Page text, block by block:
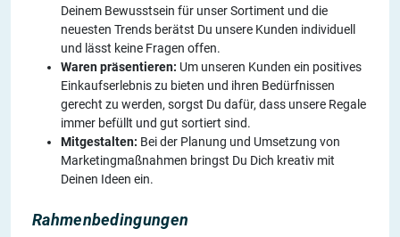
Deinem Bewusstsein für unser Sortiment und die
neuesten Trends berätst Du unsere Kunden individuell
und lässt keine Fragen offen.
Waren präsentieren: Um unseren Kunden ein positives
Einkaufserlebnis zu bieten und ihren Bedürfnissen
gerecht zu werden, sorgst Du dafür, dass unsere Regale
immer befüllt und gut sortiert sind.
Mitgestalten: Bei der Planung und Umsetzung von
Marketingmaßnahmen bringst Du Dich kreativ mit
Deinen Ideen ein.
Rahmenbedingungen